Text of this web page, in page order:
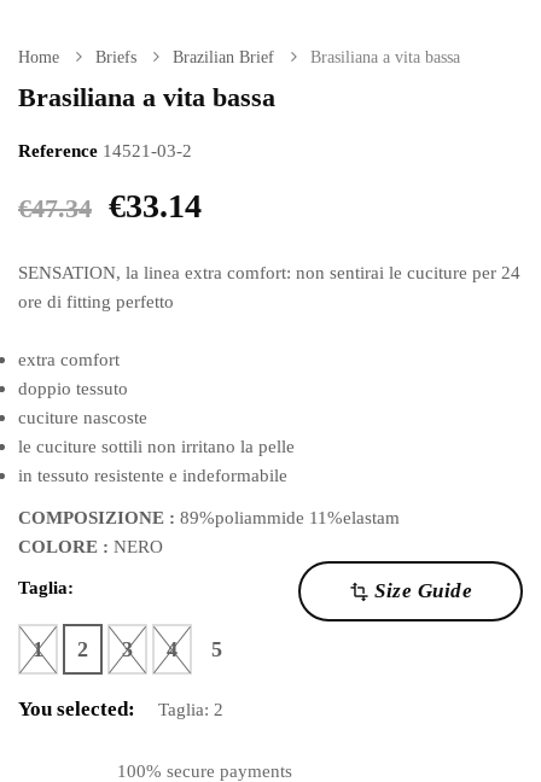
Home Briefs Brazilian Brief Brasiliana a vita bassa
Brasiliana a vita bassa
Reference 14521-03-2
€47.34 €33.14
SENSATION, la linea extra comfort: non sentirai le cuciture per 24
ore di fitting perfetto
extra comfort
doppio tessuto
cuciture nascoste
le cuciture sottili non irritano la pelle
in tessuto resistente e indeformabile
COMPOSIZIONE : 89%poliammide 11%elastam
COLORE : NERO
transform Size Guide
Taglia:
1 2 3 4 5
You selected: Taglia: 2
100% secure payments